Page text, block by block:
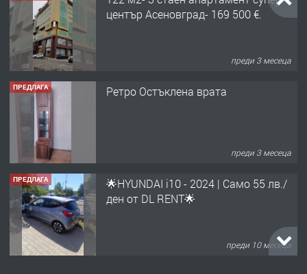
център Асеновград- 169 500 €.
преди 3 месеца
ПРЕДЛАГА Ретро Остъклена врата
преди 3 месеца
ПРЕДЛАГА
🌟HYUNDAI i10 - 2024 | Само 55 лв./
ден от DL RENT🌟
преди 10 месеца